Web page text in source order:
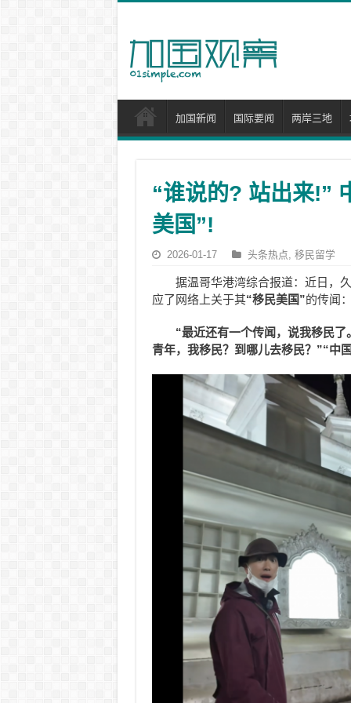
加国新闻 国际要闻 两岸三地
“谁说的? 站出来!”
美国”!
2026-01-17 头条热点, 移民留学
据温哥华港湾综合报道：近日，
应了网络上关于其“移民美国”的传闻
“最近还有一个传闻，说我移民
青年，我移民？到哪儿去移民？”“中